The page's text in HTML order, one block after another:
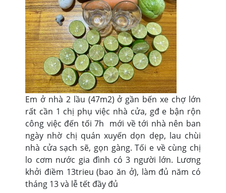
Em ở nhà 2 lầu (47m2) ở gần bến xe chợ lớn
rất cần 1 chị phụ việc nhà cửa, gđ e bận rộn
công việc đến tối 7h mới về tới nhà nên ban
ngày nhờ chị quán xuyến dọn dẹp, lau chùi
nhà cửa sạch sẽ, gọn gàng. Tối e về cùng chị
lo cơm nước gia đình có 3 người lớn. Lương
khởi điềm 13trieu (bao ăn ở), làm đủ năm có
tháng 13 và lễ tết đầy đủ